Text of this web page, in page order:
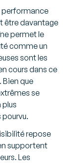
performance
être davantage
permet le
comme un
sont les
cours dans ce
Bien que
se
plus
repose
supportent
Les